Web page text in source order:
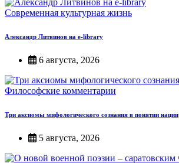
Современная культурная жизнь
Александр Литвинов на e-library
6 августа, 2026
Философские комментарии
Три аксиомы мифологического сознания в понятии нации
5 августа, 2026